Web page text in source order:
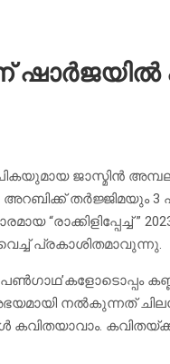
ജാസ്മിൻ
അറബിക്ക് തർജ്ജിമയും
”
പ്രകാശിതമാവുന്നു.
നല്‍കുന്നത്
കവിതയാവാം.